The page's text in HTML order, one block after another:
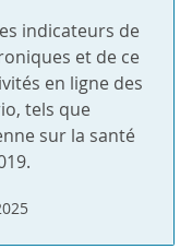
indicateurs de
et de ce
en ligne des
tels que
sur la santé